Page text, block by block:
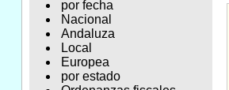
por fecha
Nacional
Andaluza
Local
Europea
por estado